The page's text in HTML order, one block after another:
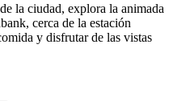
la ciudad, explora la animada
cerca de la estación
y disfrutar de las vistas